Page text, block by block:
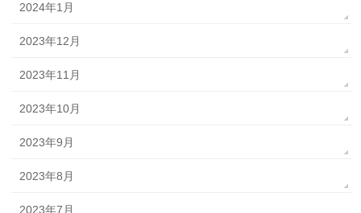
2024年1月
2023年12月
2023年11月
2023年10月
2023年9月
2023年8月
2023年7月